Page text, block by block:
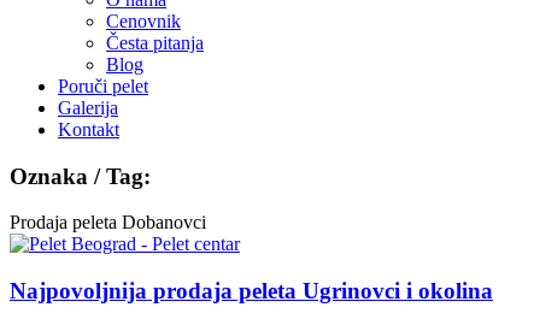
Cenovnik
Česta pitanja
Blog
Poruči pelet
Galerija
Kontakt
Oznaka / Tag:
Prodaja peleta Dobanovci
Najpovoljnija prodaja peleta Ugrinovci i okolina